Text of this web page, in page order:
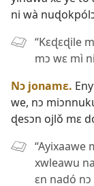
ni wà
“Kɛɖɛɖile
mɔ wɛ mì
Nɔ jonamɛ.
we, nɔ
ɖesɔn ojlǒ mɛ
“Ayixaawe
xwleawu
ɛn nadó